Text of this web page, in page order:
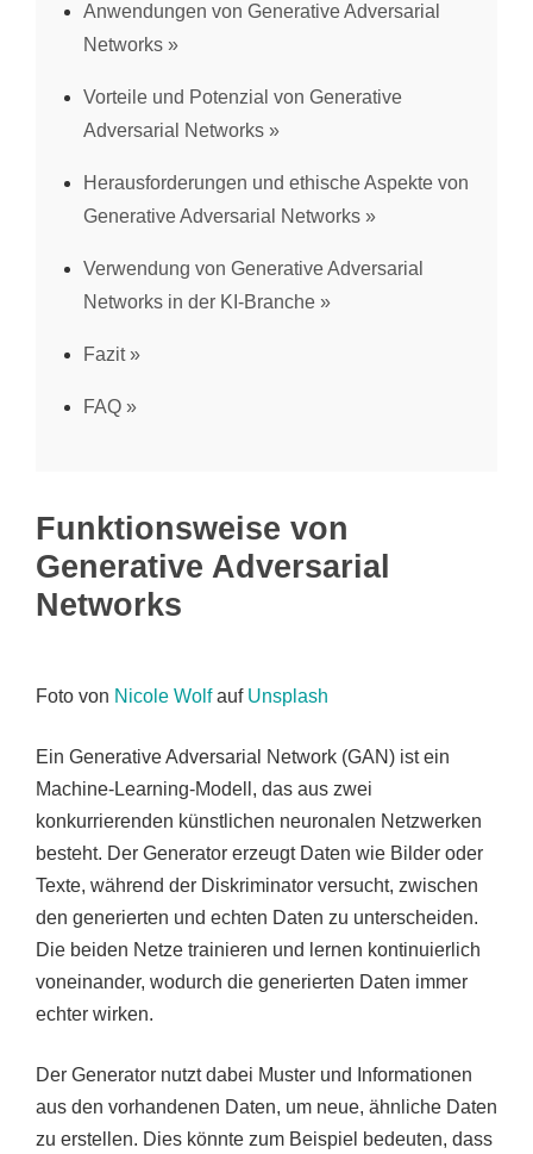
Anwendungen von Generative Adversarial
Networks
Vorteile und Potenzial von Generative
Adversarial Networks
Herausforderungen und ethische Aspekte von
Generative Adversarial Networks
Verwendung von Generative Adversarial
Networks in der KI-Branche
Fazit
FAQ
Funktionsweise von
Generative Adversarial
Networks
Foto von Nicole Wolfauf Unsplash
Ein Generative Adversarial Network (GAN) ist ein
Machine-Learning-Modell, das aus zwei
konkurrierenden künstlichen neuronalen Netzwerken
besteht. Der Generator erzeugt Daten wie Bilder oder
Texte, während der Diskriminator versucht, zwischen
den generierten und echten Daten zu unterscheiden.
Die beiden Netze trainieren und lernen kontinuierlich
voneinander, wodurch die generierten Daten immer
echter wirken.
Der Generator nutzt dabei Muster und Informationen
aus den vorhandenen Daten, um neue, ähnliche Daten
zu erstellen. Dies könnte zum Beispiel bedeuten, dass